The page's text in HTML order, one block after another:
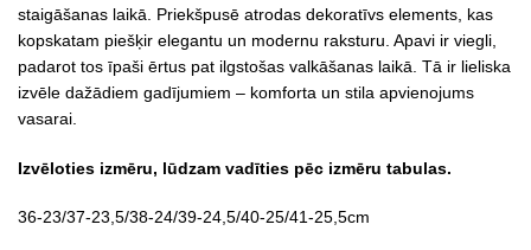
staigāšanas laikā. Priekšpusē atrodas dekoratīvs elements, kas
kopskatam piešķir elegantu un modernu raksturu. Apavi ir viegli,
padarot tos īpaši ērtus pat ilgstošas valkāšanas laikā. Tā ir lieliska
izvēle dažādiem gadījumiem – komforta un stila apvienojums
vasarai.
Izvēloties izmēru, lūdzam vadīties pēc izmēru tabulas.
36-23/37-23,5/38-24/39-24,5/40-25/41-25,5cm